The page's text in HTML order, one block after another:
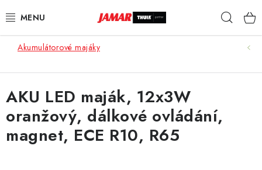
na
STŘEŠNÍ NOSIČE
STŘEŠNÍ BOXY
KOČÁRKY
Akumulátorové majáky
AKU LED maják, 12x3W
oranžový, dálkové ovládání,
magnet, ECE R10, R65